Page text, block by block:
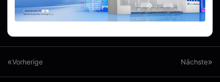
«Vorherige Nächste»